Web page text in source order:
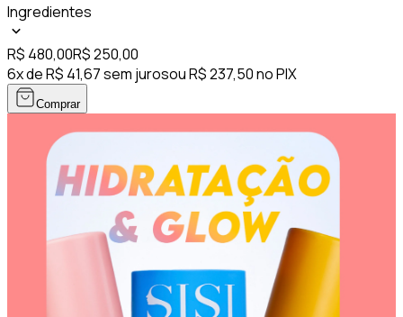
Ingredientes
R$ 480,00R$ 250,00
6x de R$ 41,67 sem jurosou R$ 237,50 no PIX
Comprar